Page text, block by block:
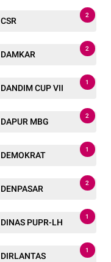
CSR
2
DAMKAR
2
DANDIM CUP VII
1
DAPUR MBG
2
DEMOKRAT
1
DENPASAR
2
DINAS PUPR-LH
1
DIRLANTAS
1